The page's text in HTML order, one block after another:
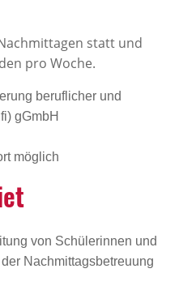
statt und
pro Woche.
beruflicher und
gGmbH
möglich
von Schülerinnen und
Nachmittagsbetreuung